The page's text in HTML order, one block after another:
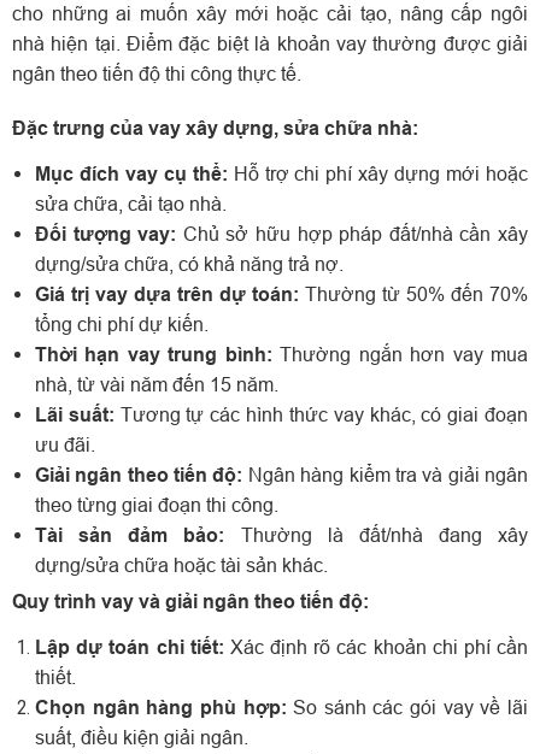
cho những ai muốn xây mới hoặc cải tạo, nâng cấp ngôi
nhà hiện tại. Điểm đặc biệt là khoản vay thường được giải
ngân theo tiến độ thi công thực tế.
Đặc trưng của vay xây dựng, sửa chữa nhà:
Mục đích vay cụ thể: Hỗ trợ chi phí xây dựng mới hoặc
sửa chữa, cải tạo nhà.
Đối tượng vay: Chủ sở hữu hợp pháp đất/nhà cần xây
dựng/sửa chữa, có khả năng trả nợ.
Giá trị vay dựa trên dự toán: Thường từ 50% đến 70%
tổng chi phí dự kiến.
Thời hạn vay trung bình: Thường ngắn hơn vay mua
nhà, từ vài năm đến 15 năm.
Lãi suất: Tương tự các hình thức vay khác, có giai đoạn
ưu đãi.
Giải ngân theo tiến độ: Ngân hàng kiểm tra và giải ngân
theo từng giai đoạn thi công.
Tài sản đảm bảo: Thường là đất/nhà đang xây
dựng/sửa chữa hoặc tài sản khác.
Quy trình vay và giải ngân theo tiến độ:
Lập dự toán chi tiết: Xác định rõ các khoản chi phí cần
thiết.
Chọn ngân hàng phù hợp: So sánh các gói vay về lãi
suất, điều kiện giải ngân.